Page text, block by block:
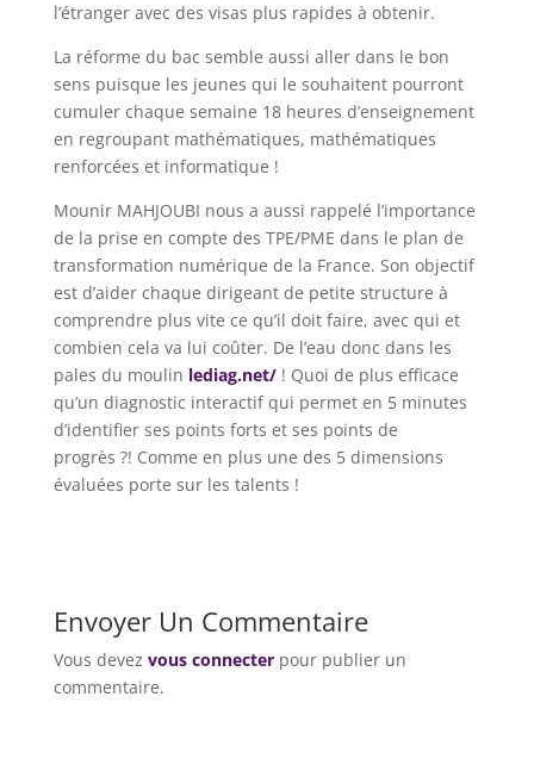
l’étranger avec des visas plus rapides à obtenir.
La réforme du bac semble aussi aller dans le bon
sens puisque les jeunes qui le souhaitent pourront
cumuler chaque semaine 18 heures d’enseignement
en regroupant mathématiques, mathématiques
renforcées et informatique !
Mounir MAHJOUBI nous a aussi rappelé l’importance
de la prise en compte des TPE/PME dans le plan de
transformation numérique de la France. Son objectif
est d’aider chaque dirigeant de petite structure à
comprendre plus vite ce qu’il doit faire, avec qui et
combien cela va lui coûter. De l’eau donc dans les
pales du moulin lediag.net/! Quoi de plus efficace
qu’un diagnostic interactif qui permet en 5 minutes
d’identifier ses points forts et ses points de
progrès ?! Comme en plus une des 5 dimensions
évaluées porte sur les talents !
Envoyer Un Commentaire
Vous devez vous connecterpour publier un
commentaire.